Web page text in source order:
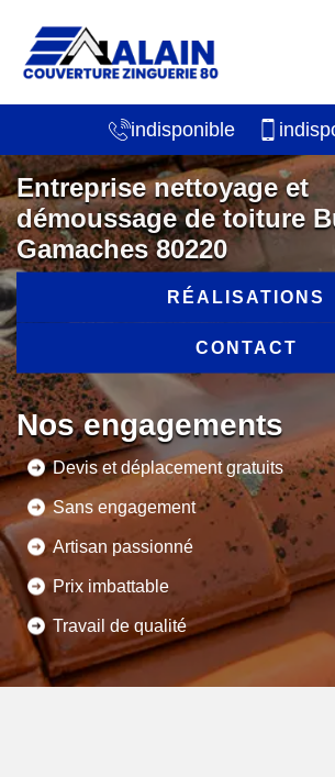
indisponible
Entreprise nettoyage et
démoussage de toiture
Gamaches 80220
RÉALISATIONS
CONTACT
Nos engagements
Devis et déplacement gratuits
Sans engagement
Artisan passionné
Prix imbattable
Travail de qualité